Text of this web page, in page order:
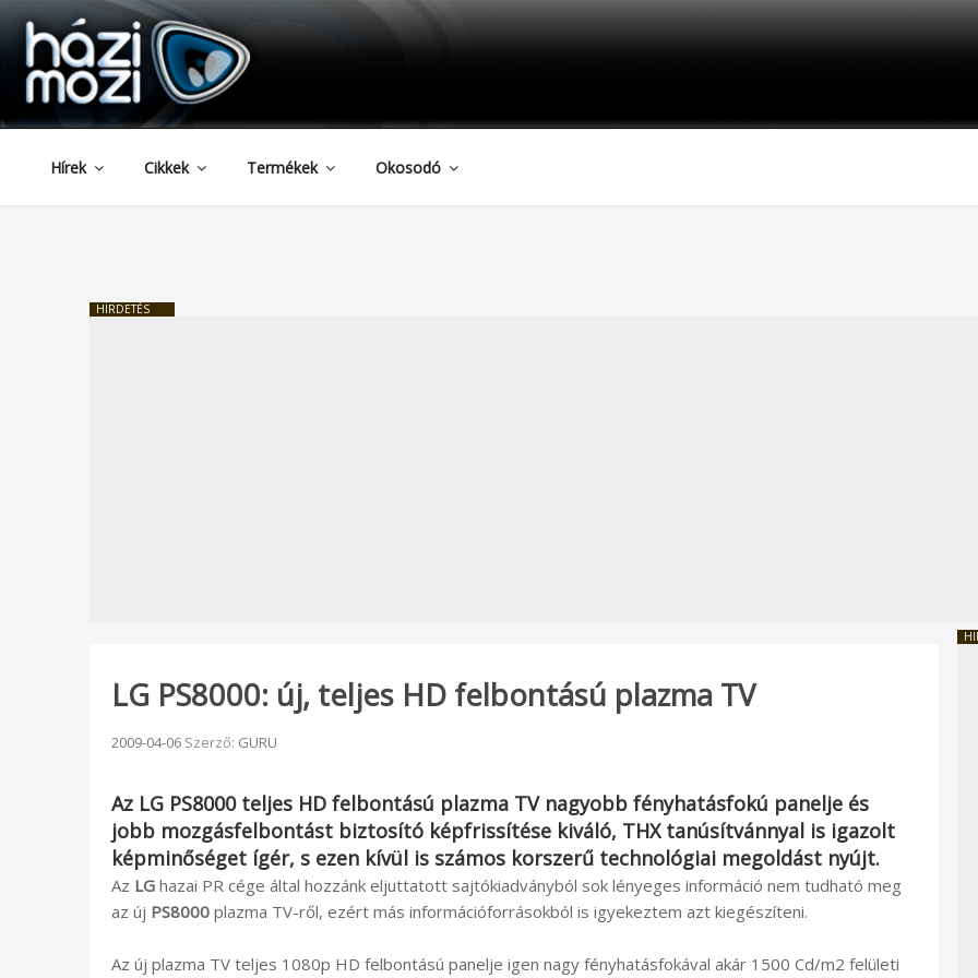
Tartalomhoz
HAZIMOZI
Hírek Cikkek Termékek Okosodó
HIRDETÉS
LG PS8000: új, teljes HD felbontású plazma TV
Beküldve:
2009-04-06 Szerző: GURU
Az LG PS8000teljes HD felbontású plazma TV nagyobb fényhatásfokú panelje és
jobb mozgásfelbontást biztosító képfrissítése kiváló, THX tanúsítvánnyal is igazolt
képminőséget ígér, s ezen kívül is számos korszerű technológiai megoldást nyújt.
Az LG hazai PR cége által hozzánk eljuttatott sajtókiadványból sok lényeges információ nem tudható meg
az új PS8000 plazma TV-ről, ezért más információforrásokból is igyekeztem azt kiegészíteni.
Az új plazma TV teljes 1080p HD felbontású panelje igen nagy fényhatásfokával akár 1500 Cd/m2 felületi